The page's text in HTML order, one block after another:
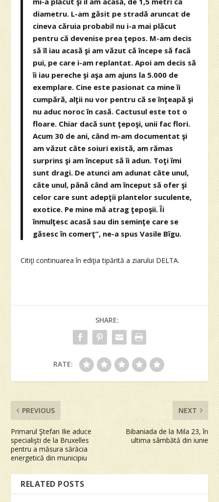
diametru. L-am găsit pe stradă aruncat de
cineva căruia probabil nu i-a mai plăcut
pentru că devenise prea ţepos. M-am decis
să îl iau acasă şi am văzut că începe să facă
pui, pe care i-am replantat. Apoi am decis să
îi iau pereche şi aşa am ajuns la 5.000 de
exemplare. Cine este pasionat ca mine îi
cumpără, alţii nu vor pentru că se înţeapă şi
nu aduc noroc în casă. Cactusul este tot o
floare. Chiar dacă sunt ţepoşi, unii fac flori.
Acum 30 de ani, când m-am documentat şi
am văzut câte soiuri există, am rămas
surprins şi am început să îi adun. Toţi îmi
sunt dragi. De atunci am adunat câte unul,
câte unul, până când am început să ofer şi
celor care sunt adepţii plantelor suculente,
exotice. Pe mine mă atrag ţepoşii. Îi
înmulţesc acasă sau din seminţe care se
găsesc în comerţ”, ne-a spus Vasile Bîgu.
Citiţi continuarea în ediţia tipărită a ziarului DELTA.
SHARE:
RATE:
PREVIOUS
Primarul Ştefan Ilie aduce
specialişti de la Bruxelles
pentru a măsura sărăcia
energetică din municipiu
NEXT
Bibaniada de la Mila 23, în
ultima sâmbătă din iunie
RELATED POSTS